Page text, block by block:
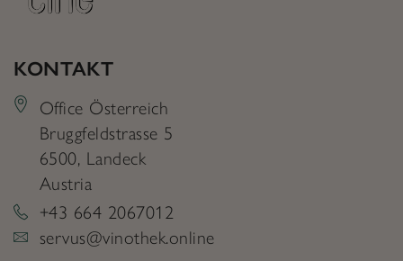
KONTAKT
Office Österreich
Bruggfeldstrasse 5
6500, Landeck
Austria
+43 664 2067012
servus@vinothek.online